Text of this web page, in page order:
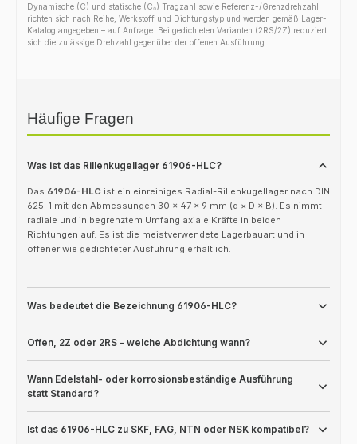
Dynamische (C) und statische (C₀) Tragzahl sowie Referenz-/Grenzdrehzahl
richten sich nach Reihe, Werkstoff und Dichtungstyp und werden gemäß Lager-
Katalog angegeben – auf Anfrage. Bei gedichteten Varianten (2RS/2Z) reduziert
sich die zulässige Drehzahl gegenüber der offenen Ausführung.
Häufige Fragen
Was ist das Rillenkugellager 61906-HLC?
Das 61906-HLC ist ein einreihiges Radial-Rillenkugellager nach DIN
625-1 mit den Abmessungen 30 × 47 × 9 mm (d × D × B). Es nimmt
radiale und in begrenztem Umfang axiale Kräfte in beiden
Richtungen auf. Es ist die meistverwendete Lagerbauart und in
offener wie gedichteter Ausführung erhältlich.
Was bedeutet die Bezeichnung 61906-HLC?
Offen, 2Z oder 2RS – welche Abdichtung wann?
Wann Edelstahl- oder korrosionsbeständige Ausführung
statt Standard?
Ist das 61906-HLC zu SKF, FAG, NTN oder NSK kompatibel?